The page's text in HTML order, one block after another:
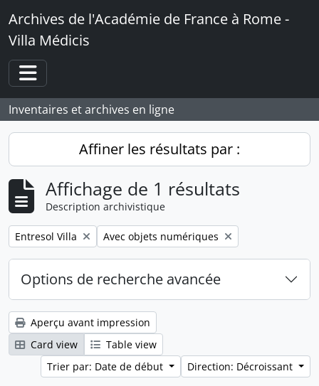
Skip to main content
Archives de l'Académie de France à Rome -
Villa Médicis
Toggle navigation
Inventaires et archives en ligne
Affiner les résultats par :
Affichage de 1 résultats
Description archivistique
Remove filter:
Entresol Villa Remove filter:
Avec objets numériques
Options de recherche avancée
Aperçu avant impression
Card view
Table view
Trier par: Date de début
Direction: Décroissant